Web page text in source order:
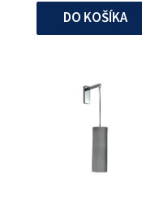
DO KOŠÍKA